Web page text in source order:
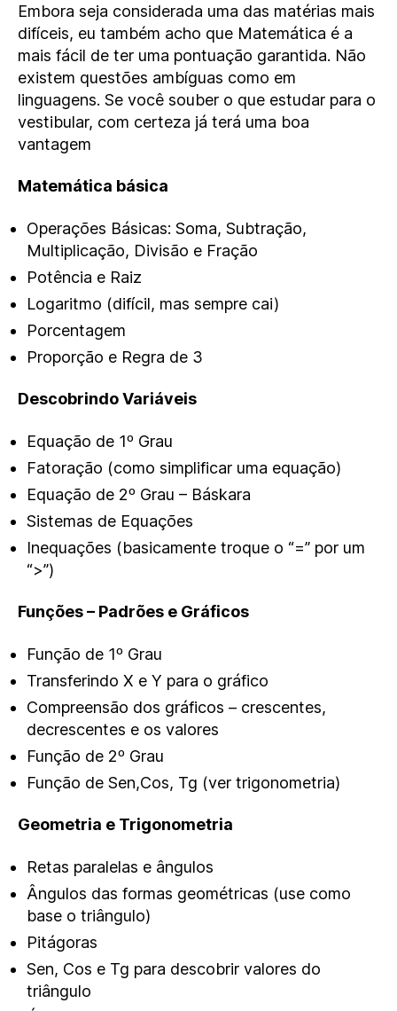
Embora seja considerada uma das matérias mais
difíceis, eu também acho que Matemática é a
mais fácil de ter uma pontuação garantida. Não
existem questões ambíguas como em
linguagens. Se você souber o que estudar para o
vestibular, com certeza já terá uma boa
vantagem
Matemática básica
Operações Básicas: Soma, Subtração,
Multiplicação, Divisão e Fração
Potência e Raiz
Logaritmo (difícil, mas sempre cai)
Porcentagem
Proporção e Regra de 3
Descobrindo Variáveis
Equação de 1º Grau
Fatoração (como simplificar uma equação)
Equação de 2º Grau – Báskara
Sistemas de Equações
Inequações (basicamente troque o “=” por um
“>”)
Funções – Padrões e Gráficos
Função de 1º Grau
Transferindo X e Y para o gráfico
Compreensão dos gráficos – crescentes,
decrescentes e os valores
Função de 2º Grau
Função de Sen,Cos, Tg (ver trigonometria)
Geometria e Trigonometria
Retas paralelas e ângulos
Ângulos das formas geométricas (use como
base o triângulo)
Pitágoras
Sen, Cos e Tg para descobrir valores do
triângulo